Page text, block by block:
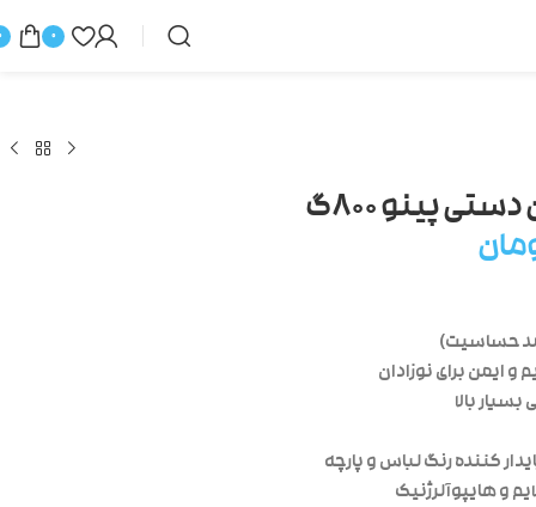
0
پینو ۸۰۰گ
حساسیت)
و ایمن برای نوزادان
بالا
کننده رنگ لباس و پارچه
و هایپوآلرژنیک